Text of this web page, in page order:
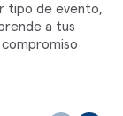
tipo de evento,
a tus